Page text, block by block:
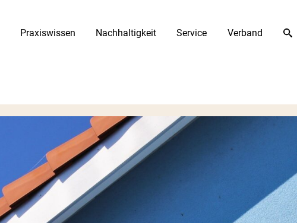
Praxiswissen Nachhaltigkeit Service Verband